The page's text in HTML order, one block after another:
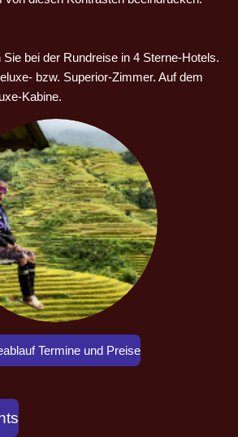
bei der Rundreise in 4 Sterne-Hotels.
bzw. Superior-Zimmer. Auf dem
Kabine.
Termine und Preise